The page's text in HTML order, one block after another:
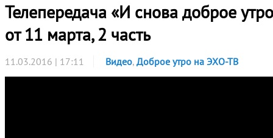
Телепередача «И снова доброе
от 11 марта, 2 часть
11.03.2016 | 17:11 Видео, Доброе утро на ЭХО-ТВ